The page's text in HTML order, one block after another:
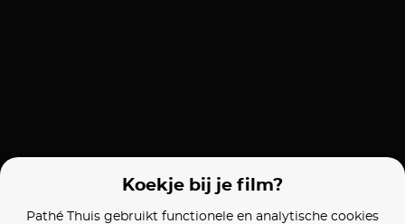
Koekje bij je film?
Pathé Thuis gebruikt functionele en analytische cookies